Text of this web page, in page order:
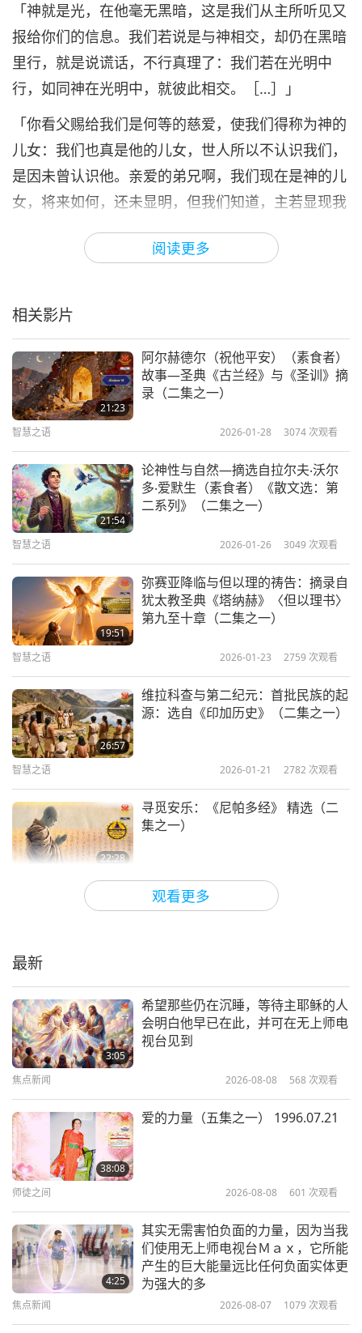
阅读更多
「神就是光，在他毫无黑暗，这是我们从主所听见又
报给你们的信息。我们若说是与神相交，却仍在黑暗
里行，就是说谎话，不行真理了：我们若在光明中
行，如同神在光明中，就彼此相交。［…］」
「你看父赐给我们是何等的慈爱，使我们得称为神的
儿女：我们也真是他的儿女，世人所以不认识我们，
是因未曾认识他。亲爱的弟兄啊，我们现在是神的儿
女，将来如何，还未显明，但我们知道，主若显现我
们必要像他，因为必得见他的真体。凡向他有这指望
的就洁净自己，像他洁净一样。凡犯罪的，就是违背
凡住在他里面的就不犯罪：凡犯罪的，是未曾看见
他，也未曾认识他。小子们哪，不要被人诱惑：行义
的才是义人，正如主是义的一样。犯罪的是属魔鬼，
因为魔鬼从起初就犯罪。神的儿子显现出来，为要除
灭魔鬼的作为。［…］
我们应当彼此相爱，这就是你们从起初所听见的命
令。［…］我们因为爱弟兄，就晓得是已经出死入生
了。没有爱心的，仍住在死中。凡恨他弟兄的，就是
杀人的：你们晓得凡杀人的，没有永生存在他里面。
主为我们舍命，我们从此就知道何为爱：我们也当为
弟兄舍命。凡有世上财物的，看见弟兄穷乏，却塞住
怜恤的心，爱神的心，怎能存在他里面呢？小子们
哪，我们相爱，不要只在言语和舌头上，总要在行为
和诚实上。从此就知道我们是属真理的，并且我们的
心在神面前可以安稳。」
观看更多
相关影片
21:23
阿尔赫德尔（祝他平安）（素食者）
故事—圣典《古兰经》与《圣训》摘
录（二集之一）
智慧之语 2026-01-28 3074 次观看
21:54
论神性与自然—摘选自拉尔夫‧沃尔
多‧爱默生（素食者）《散文选：第
二系列》（二集之一）
智慧之语 2026-01-26 3049 次观看
19:51
弥赛亚降临与但以理的祷告：摘录自
犹太教圣典《塔纳赫》〈但以理书〉
第九至十章（二集之一）
智慧之语 2026-01-23 2759 次观看
26:57
维拉科查与第二纪元：首批民族的起
源：选自《印加历史》（二集之一）
智慧之语 2026-01-21 2782 次观看
22:28
寻觅安乐：《尼帕多经》 精选（二
集之一）
2026-01-19
光明守护者：琐罗亚斯德教《哈普坦
颂赞》与《阿尔迪贝希特颂赞》摘选
和平致合：选录自《孟子》，受尊敬
的儒家哲学家孟子（纯素者）著作
（二集之一）
最新
3:05
希望那些仍在沉睡，等待主耶稣的人
会明白他早已在此，并可在无上师电
视台见到
焦点新闻 2026-08-08 568 次观看
38:08
爱的力量（五集之一） 1996.07.21
师徒之间 2026-08-08 601 次观看
4:25
其实无需害怕负面的力量，因为当我
们使用无上师电视台Ｍａｘ，它所能
产生的巨大能量远比任何负面实体更
为强大的多
焦点新闻 2026-08-07 1079 次观看